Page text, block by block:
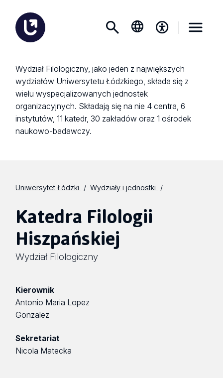
Wydział Filologiczny, jako jeden z największych
wydziałów Uniwersytetu Łódzkiego, składa się z
wielu wyspecjalizowanych jednostek
organizacyjnych. Składają się na nie 4 centra, 6
instytutów, 11 katedr, 30 zakładów oraz 1 ośrodek
naukowo-badawczy.
Uniwersytet Łódzki Wydziały i jednostki
Katedra Filologii
Hiszpańskiej
Wydział Filologiczny
Kierownik
Antonio Maria Lopez
Gonzalez
Sekretariat
Nicola Matecka